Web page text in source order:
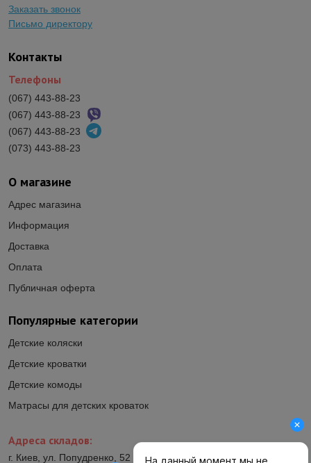
Популярные категории
Детские коляски
Детские кроватки
Детские комоды
Матрасы для детских кроваток
О магазине
Адрес магазина
Информация
Доставка
Оплата
Публичная оферта
Контакты
Телефоны
(067) 443-88-23
(067) 443-88-23
(067) 443-88-23
(073) 443-88-23
Адреса складов:
г. Киев, ул. Попудренко, 52 (ул.Гетьмана Павла Полуботка, 52)
Заказать звонок
Письмо директору